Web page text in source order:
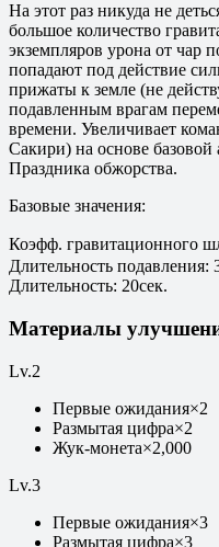
На этот раз никуда не
большое количество
экземпляров урона от чар
попадают под действие
прижаты к земле (не
подавленным врагам
времени. Увеличивает
Сакири) на основе
Праздника обжорства.
Базовые значения:
Коэфф. гравитационного
Длительность подавления:
Длительность: 20сек.
Материалы
Lv.2
Первые ожидания×2
Размытая цифра×2
Жук-монета×2,000
Lv.3
Первые ожидания×3
Размытая цифра×3